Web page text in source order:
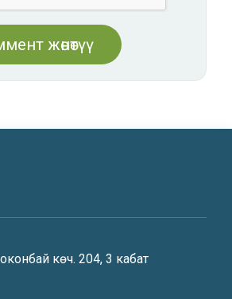
жөнөтүү
көч. 204, 3 кабат